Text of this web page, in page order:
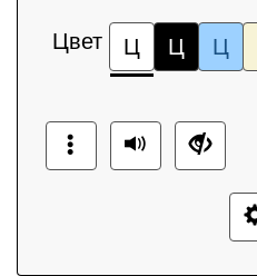
Цвет Ц Ц Ц